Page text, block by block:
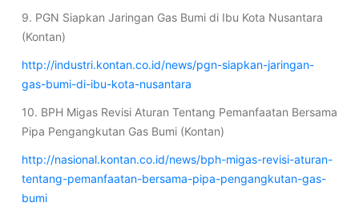
9. PGN Siapkan Jaringan Gas Bumi di Ibu Kota Nusantara
(Kontan)
http://industri.kontan.co.id/news/pgn-siapkan-jaringan-
gas-bumi-di-ibu-kota-nusantara
10. BPH Migas Revisi Aturan Tentang Pemanfaatan Bersama
Pipa Pengangkutan Gas Bumi (Kontan)
http://nasional.kontan.co.id/news/bph-migas-revisi-aturan-
tentang-pemanfaatan-bersama-pipa-pengangkutan-gas-
bumi